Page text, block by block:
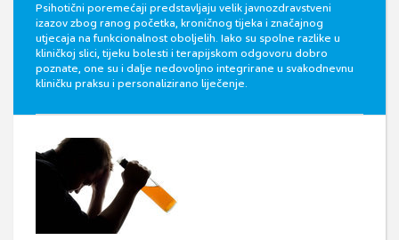
Psihotični poremećaji predstavljaju velik javnozdravstveni
izazov zbog ranog početka, kroničnog tijeka i značajnog
utjecaja na funkcionalnost oboljelih. Iako su spolne razlike u
kliničkoj slici, tijeku bolesti i terapijskom odgovoru dobro
poznate, one su i dalje nedovoljno integrirane u svakodnevnu
kliničku praksu i personalizirano liječenje.